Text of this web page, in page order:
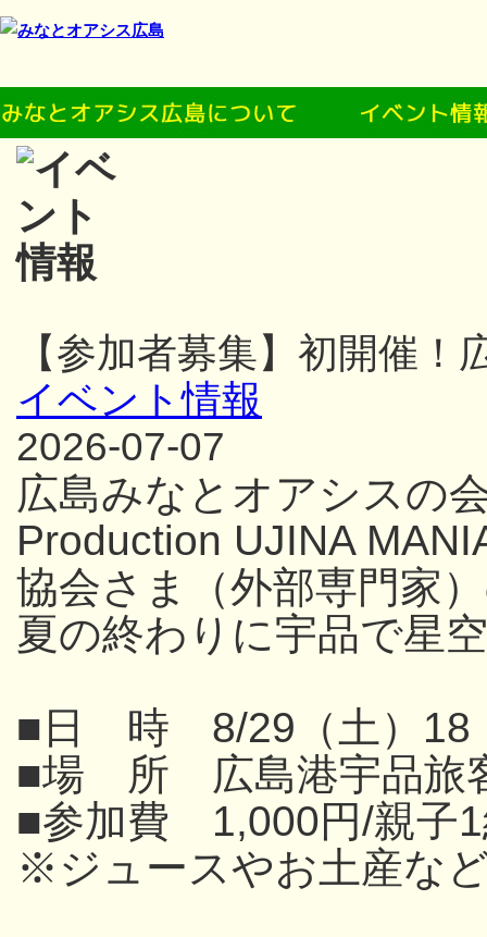
【参加者募集】初開催
イベント情報
2026-07-07
広島みなとオアシスの
Production UJINA
協会さま（外部専門家
夏の終わりに宇品で星
■日 時 8/29（土）18
■場 所 広島港宇品旅
■参加費 1,000円/親子
※ジュースやお土産な